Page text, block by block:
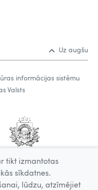
Uz augšu
informācijas sistēmu
Valsts
tikt izmantotas
sīkdatnes.
lūdzu, atzīmējiet